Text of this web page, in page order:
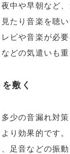
中や早朝など
たり音楽を聴
ビや音楽が必
どの気遣いも重
敷く
少の音漏れ対策
り効果的です。
足音などの振